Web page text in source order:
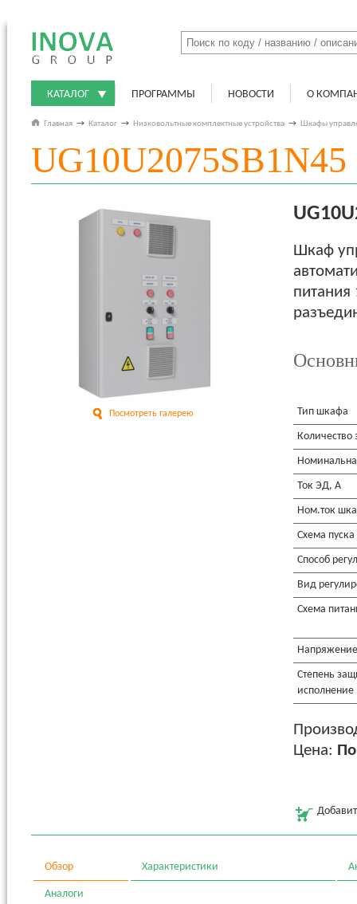
КАТАЛОГ ПРОГРАММЫ НОВОСТИ О
Главная → Каталог → Низковольтные комплектные устройства → Шкафы
UG10U2075SB1N45
Посмотреть галерею
Шкаф
питания
Тип шкафа
Количество
Ток ЭД, А
Ном.ток
Схема пуска
Способ
Вид
Схема
Степень
исполнение
Цена:
Обзор Характеристики
Аналоги